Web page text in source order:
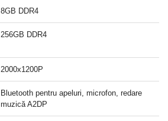
8GB DDR4
256GB DDR4
2000x1200P
Bluetooth pentru apeluri, microfon, redare
muzică A2DP